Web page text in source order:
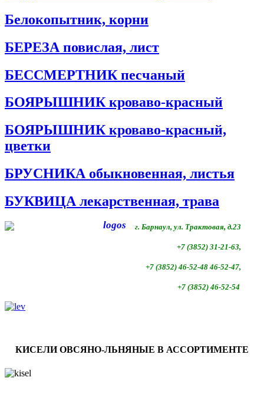
Белокопытник, корни
БЕРЕЗА повислая, лист
БЕССМЕРТНИК песчаный
БОЯРЫШНИК кроваво-красный
БОЯРЫШНИК кроваво-красный,
цветки
БРУСНИКА обыкновенная, листья
БУКВИЦА лекарственная, трава
г. Барнаул, ул. Трактовая, д.23
+7 (3852) 31-21-63,
+7 (3852) 46-52-48 46-52-47,
+7 (3852) 46-52-54
КИСЕЛИ ОВСЯНО-ЛЬНЯНЫЕ В АССОРТИМЕНТЕ